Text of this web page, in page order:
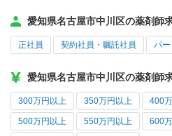
愛知県名古屋市中川区の薬剤師
正社員 契約社員・嘱託社員 パー
愛知県名古屋市中川区の薬剤師
300万円以上 350万円以上 400
500万円以上 550万円以上 600